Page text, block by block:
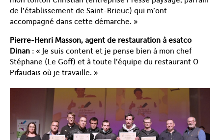
de l’établissement de Saint-Brieuc) qui m’ont
accompagné dans cette démarche. »
Pierre-Henri Masson, agent de restauration à esatco
Dinan : « Je suis content et je pense bien à mon chef
Stéphane (Le Goff) et à toute l’équipe du restaurant O
Pifaudais où je travaille. »